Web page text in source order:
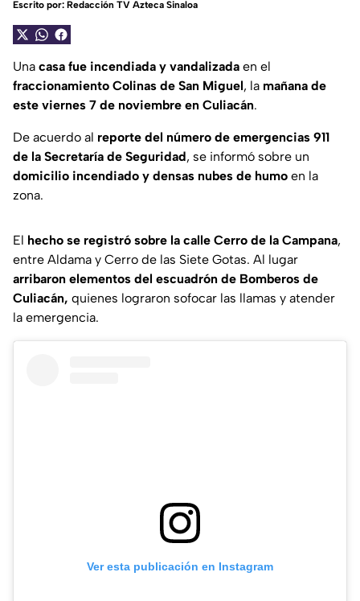
Escrito por: Redacción TV Azteca Sinaloa
Una casa fue incendiada y vandalizada en el
fraccionamiento Colinas de San Miguel, la mañana de
este viernes 7 de noviembre en Culiacán.
De acuerdo al reporte del número de emergencias 911
de la Secretaría de Seguridad, se informó sobre un
domicilio incendiado y densas nubes de humo en la
zona.
El hecho se registró sobre la calle Cerro de la Campana,
entre Aldama y Cerro de las Siete Gotas. Al lugar
arribaron elementos del escuadrón de Bomberos de
Culiacán, quienes lograron sofocar las llamas y atender
la emergencia.
Ver esta publicación en Instagram